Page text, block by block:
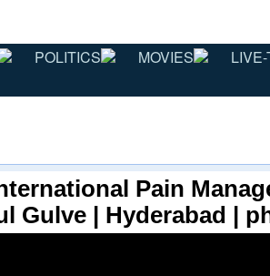
POLITICS MOVIES
Pain
Gulve | Hyderabad |